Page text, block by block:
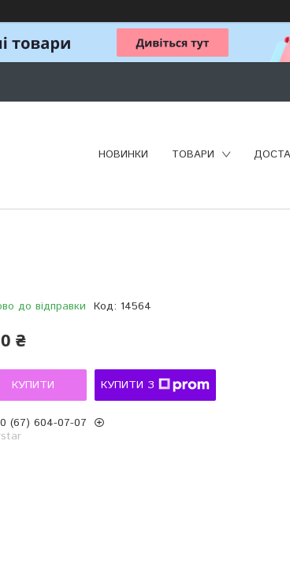
НОВИНКИ ТОВАРИ
до відправки Код: 14564
₴
КУПИТИ КУПИТИ З
(67) 604-07-07